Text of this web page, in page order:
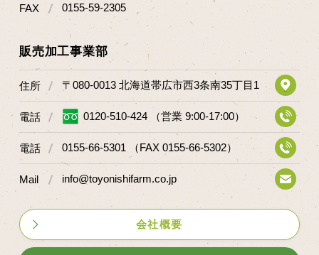
FAX 0155-59-2305
販売加工事業部
住所 〒080-0013 北海道帯広市西3条南35丁目1
電話 0120-510-424 （営業 9:00-17:00）
電話 0155-66-5301 （FAX 0155-66-5302）
Mail info@toyonishifarm.co.jp
会社概要